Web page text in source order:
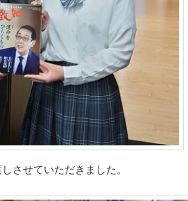
させていただきました。